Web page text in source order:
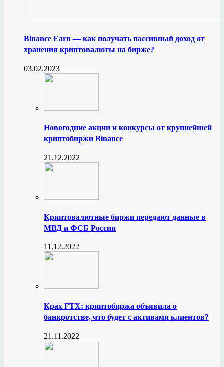
Binance Earn — как получать пассивный доход от
хранения криптовалюты на бирже?
03.02.2023
Новогодние акции и конкурсы от крупнейшей
криптобиржи Binance
21.12.2022
Криптовалютные биржи передают данные в
МВД и ФСБ России
11.12.2022
Крах FTX: криптобиржа объявила о
банкротстве, что будет с активами клиентов?
21.11.2022